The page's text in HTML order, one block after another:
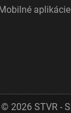
aplikácie
© 2026 STVR -